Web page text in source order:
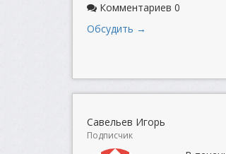
Комментариев 0
Обсудить →
Савельев Игорь
Подписчик